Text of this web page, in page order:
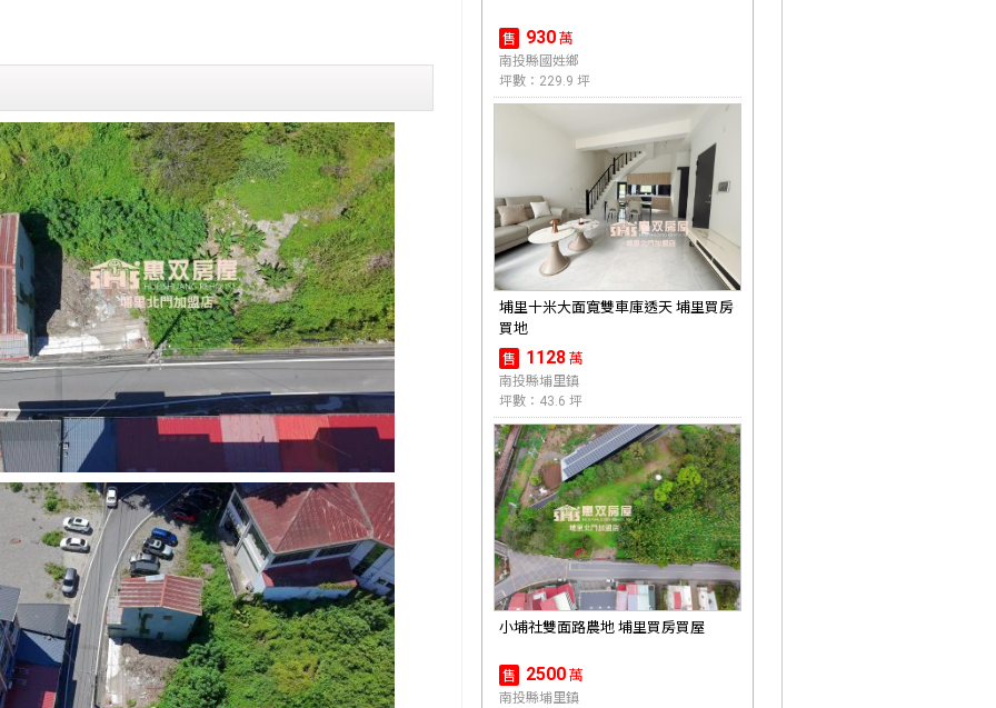
售 930 萬
南投縣國姓鄉
坪數：229.9 坪
埔里十米大面寬雙車庫透天 埔里買房
買地
售 1128 萬
南投縣埔里鎮
坪數：43.6 坪
小埔社雙面路農地 埔里買房買屋
售 2500 萬
南投縣埔里鎮